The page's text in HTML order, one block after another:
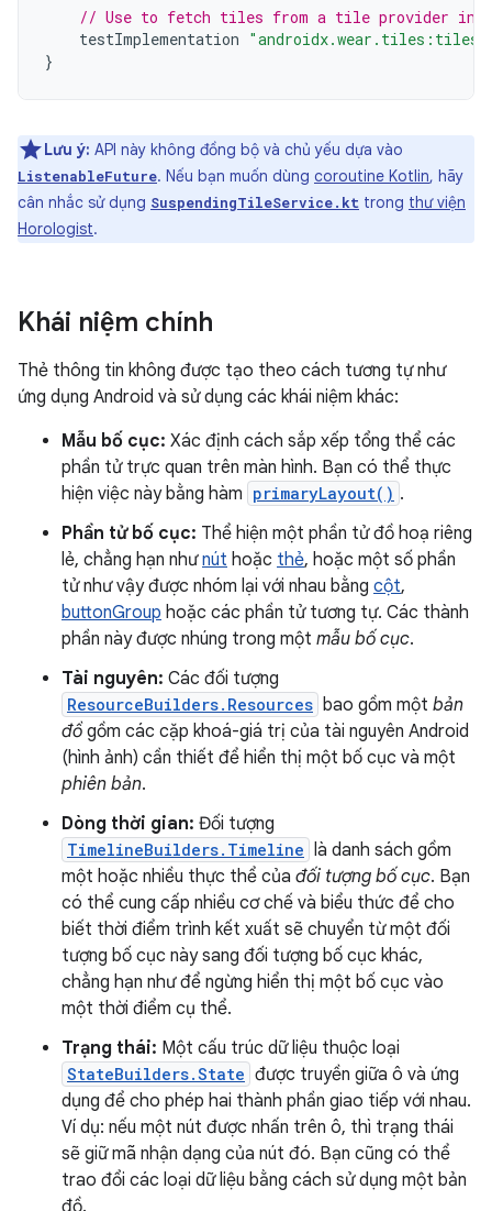
// Use to fetch tiles from a tile provider in
testImplementation
}
Lưu ý: API này không đồng bộ và chủ yếu dựa vào
ListenableFuture. Nếu bạn muốn dùng coroutine Kotlin, hãy
cân nhắc sử dụng SuspendingTileService.kt trong thư viện
Horologist.
Khái niệm chính
Thẻ thông tin không được tạo theo cách tương tự như
ứng dụng Android và sử dụng các khái niệm khác:
Mẫu bố cục: Xác định cách sắp xếp tổng thể các
phần tử trực quan trên màn hình. Bạn có thể thực
hiện việc này bằng hàm primaryLayout() .
Phần tử bố cục: Thể hiện một phần tử đồ hoạ riêng
lẻ, chẳng hạn nhưnút hoặc thẻ, hoặc một số phần
tử như vậy được nhóm lại với nhau bằng cột,
buttonGroup hoặc các phần tử tương tự. Các thành
phần này được nhúng trong một mẫu bố cục.
Tài nguyên: Các đối tượng
ResourceBuilders.Resources bao gồm một bản
đồ gồm các cặp khoá-giá trị của tài nguyên Android
(hình ảnh) cần thiết để hiển thị một bố cục và một
phiên bản.
Dòng thời gian: Đối tượng
TimelineBuilders.Timeline là danh sách gồm
một hoặc nhiều thực thể của đối tượng bố cục. Bạn
có thể cung cấp nhiều cơ chế và biểu thức để cho
biết thời điểm trình kết xuất sẽ chuyển từ một đối
tượng bố cục này sang đối tượng bố cục khác,
chẳng hạn như để ngừng hiển thị một bố cục vào
một thời điểm cụ thể.
Trạng thái: Một cấu trúc dữ liệu thuộc loại
StateBuilders.State được truyền giữa ô và ứng
dụng để cho phép hai thành phần giao tiếp với nhau.
Ví dụ: nếu một nút được nhấn trên ô, thì trạng thái
sẽ giữ mã nhận dạng của nút đó. Bạn cũng có thể
trao đổi các loại dữ liệu bằng cách sử dụng một bản
đồ.